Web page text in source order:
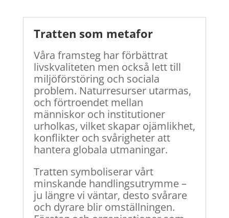
Tratten som metafor
Våra framsteg har förbättrat
livskvaliteten men också lett till
miljöförstöring och sociala
problem. Naturresurser utarmas,
och förtroendet mellan
människor och institutioner
urholkas, vilket skapar ojämlikhet,
konflikter och svårigheter att
hantera globala utmaningar.
Tratten symboliserar vårt
minskande handlingsutrymme –
ju längre vi väntar, desto svårare
och dyrare blir omställningen.